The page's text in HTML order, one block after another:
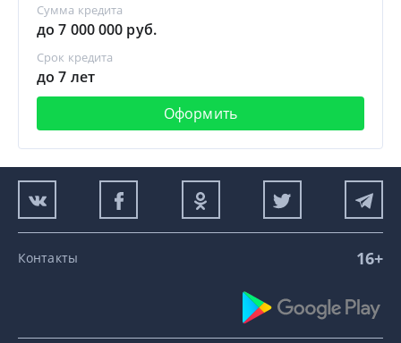
Сумма кредита
до 7 000 000 руб.
Срок кредита
до 7 лет
Оформить
Контакты 16+